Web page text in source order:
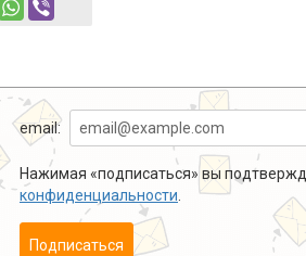
email:
Нажимая «подписаться» вы
конфиденциальности
Подписаться